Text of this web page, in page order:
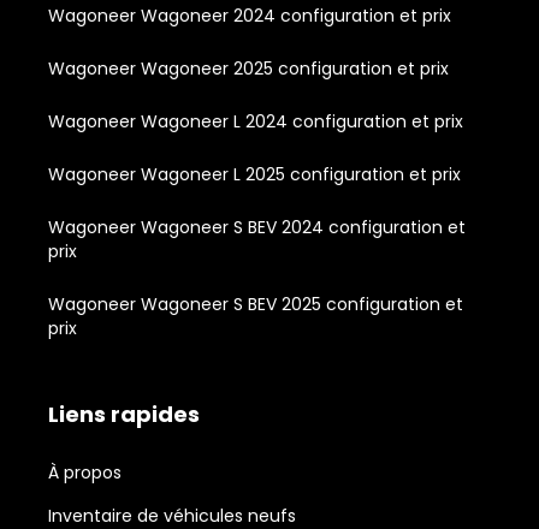
Wagoneer Wagoneer 2024 configuration et prix
Wagoneer Wagoneer 2025 configuration et prix
Wagoneer Wagoneer L 2024 configuration et prix
Wagoneer Wagoneer L 2025 configuration et prix
Wagoneer Wagoneer S BEV 2024 configuration et
prix
Wagoneer Wagoneer S BEV 2025 configuration et
prix
Liens rapides
À propos
Inventaire de véhicules neufs